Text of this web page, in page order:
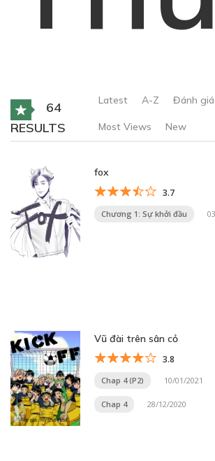
64
RESULTS
Latest A-Z Đánh giá
Most Views New
fox
3.7
Chương 1: Sự khởi đầu
Vũ đài trên sân cỏ
3.8
Chap 4 (P2) 10/01/2021
Chap 4 28/12/2020